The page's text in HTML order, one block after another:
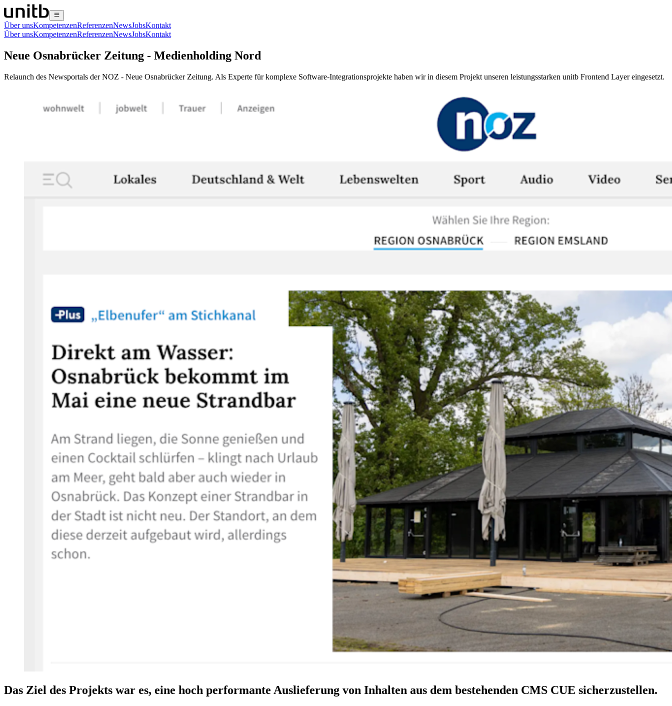
Über unsKompetenzenReferenzenNewsJobsKontakt
Über unsKompetenzenReferenzenNewsJobsKontakt
Neue Osnabrücker Zeitung - Medienholding Nord
Relaunch des Newsportals der NOZ - Neue Osnabrücker Zeitung. Als Experte für komplexe Software-Integrationsprojekte haben wir in diesem Projekt unseren leistungsstarken unitb Frontend Layer eingesetzt.
Das Ziel des Projekts war es, eine hoch performante Auslieferung von Inhalten aus dem bestehenden CMS CUE sicherzustellen.